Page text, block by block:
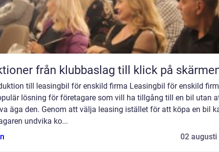
Auktioner från klubbaslag till klick på
till leasingbil för enskild firma Leasingbil för enskild
lösning för företagare som vill ha tillgång till en bil utan
äga den. Genom att välja leasing istället för att köpa en bil
undvika ko...
02 augusti